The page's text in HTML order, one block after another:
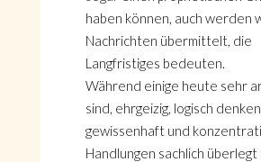
haben können, auch werden
Nachrichten übermittelt, die
Langfristiges bedeuten.
Während einige heute sehr
sind, ehrgeizig, logisch
gewissenhaft und
Handlungen sachlich überlegt